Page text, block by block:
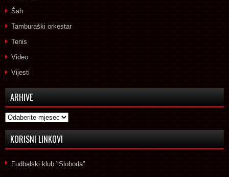
Šah
Tamburaški orkestar
Tenis
Video
Vijesti
ARHIVE
Arhive
KORISNI LINKOVI
Fudbalski klub "Sloboda"